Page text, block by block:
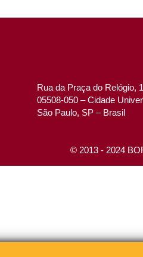
Rua da Praça do Relógio,
05508-050 – Cidade
São Paulo, SP – Brasil
© 2013 - 2024